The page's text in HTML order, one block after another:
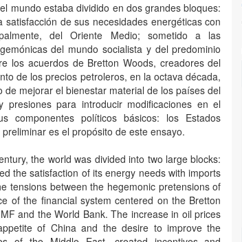
mundo estaba dividido en dos grandes bloques:
de sus necesidades energéticas con
del Oriente Medio; sometido a las
del mundo socialista y del predominio
los acuerdos de Bretton Woods, creadores del
de los precios petroleros, en la octava década,
mejorar el bienestar material de los países del
presiones para introducir modificaciones en el
componentes políticos básicos: los Estados
es el propósito de este ensayo.
the world was divided into two large blocks:
the satisfaction of its energy needs with imports
tensions between the hegemonic pretensions of
of the financial system centered on the Bretton
and the World Bank. The increase in oil prices
of China and the desire to improve the